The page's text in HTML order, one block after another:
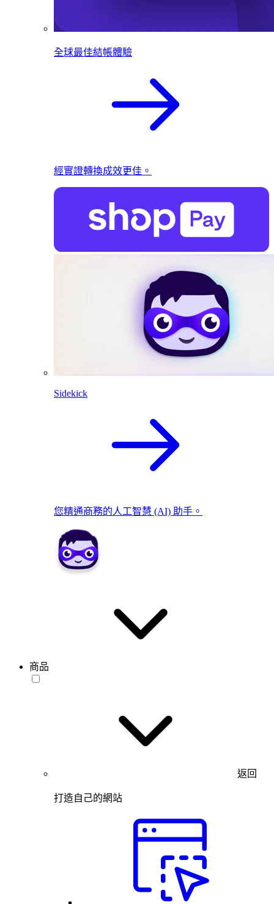
全球最佳結帳體驗
經實證轉換成效更佳。
Sidekick
您精通商務的人工智慧 (AI) 助手。
商品
返回
打造自己的網站